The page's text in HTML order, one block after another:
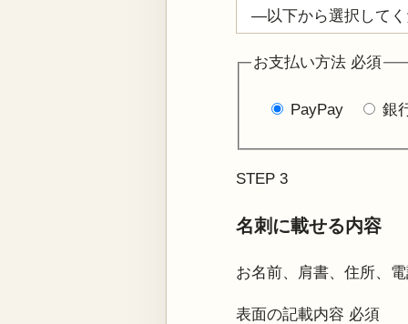
お支払い方法 必須
PayPay 銀
STEP 3
名刺に載せる内容
お名前、肩書、住所、
表面の記載内容 必須